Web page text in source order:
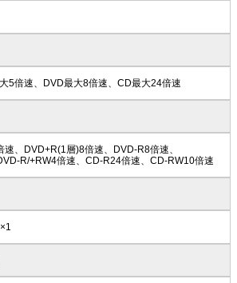
5倍速、DVD最大8倍速、CD最大24倍速
、DVD+R(1層)8倍速、DVD-R8倍速、
R/+RW4倍速、CD-R24倍速、CD-RW10倍速